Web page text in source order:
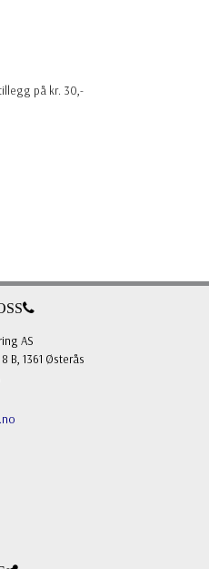
på kr. 30,-
AS
B, 1361 Østerås